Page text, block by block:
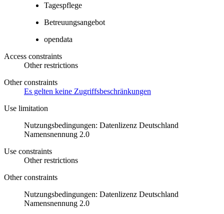
Tagespflege
Betreuungsangebot
opendata
Access constraints
Other restrictions
Other constraints
Es gelten keine Zugriffsbeschränkungen
Use limitation
Nutzungsbedingungen: Datenlizenz Deutschland
Namensnennung 2.0
Use constraints
Other restrictions
Other constraints
Nutzungsbedingungen: Datenlizenz Deutschland
Namensnennung 2.0